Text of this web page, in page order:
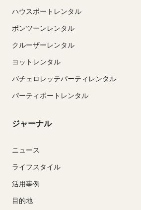
ハウスボートレンタル
ポンツーンレンタル
クルーザーレンタル
ヨットレンタル
バチェロレッテパーティレンタル
パーティボートレンタル
ジャーナル
ニュース
ライフスタイル
活用事例
目的地